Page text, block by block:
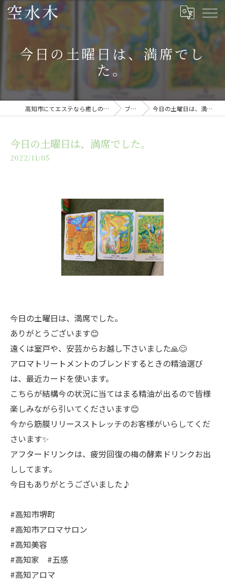
今日の土曜日は、満席でし
た。
高知市にてエステなら癒しの空間・空水木 ブログ 今日の土曜日は、満席でした。
今日の土曜日は、満席でした。
2022/11/05
今日の土曜日は、満席でした。
ありがとうございます😊
遠くは室戸や、安芸からお越し下さいました🙏😊
アロマトリートメントのブレンドするときの精油選び
は、最近カードを使います。
こちらが結構今の状況に当てはまる精油が出るので皆様
楽しみながら引いてくださいます😊
今から筋膜リリースストレッチのお客様がいらしてくだ
さいます✨
アフタードリンクは、疲労回復の梅の酵素ドリンクお出
ししてます。
今日もありがとうございました♪
#高知市堺町
#高知市アロマサロン
#高知美容
#高知家 #五感
#高知アロマ